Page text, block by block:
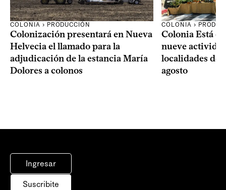
COLONIA › PRODUCCIÓN
Colonización presentará en Nueva
Helvecia el llamado para la
adjudicación de la estancia María
Dolores a colonos
COLONIA ›
Colonia Está
nueve
localidades del
agosto
Ingresar
Suscribite